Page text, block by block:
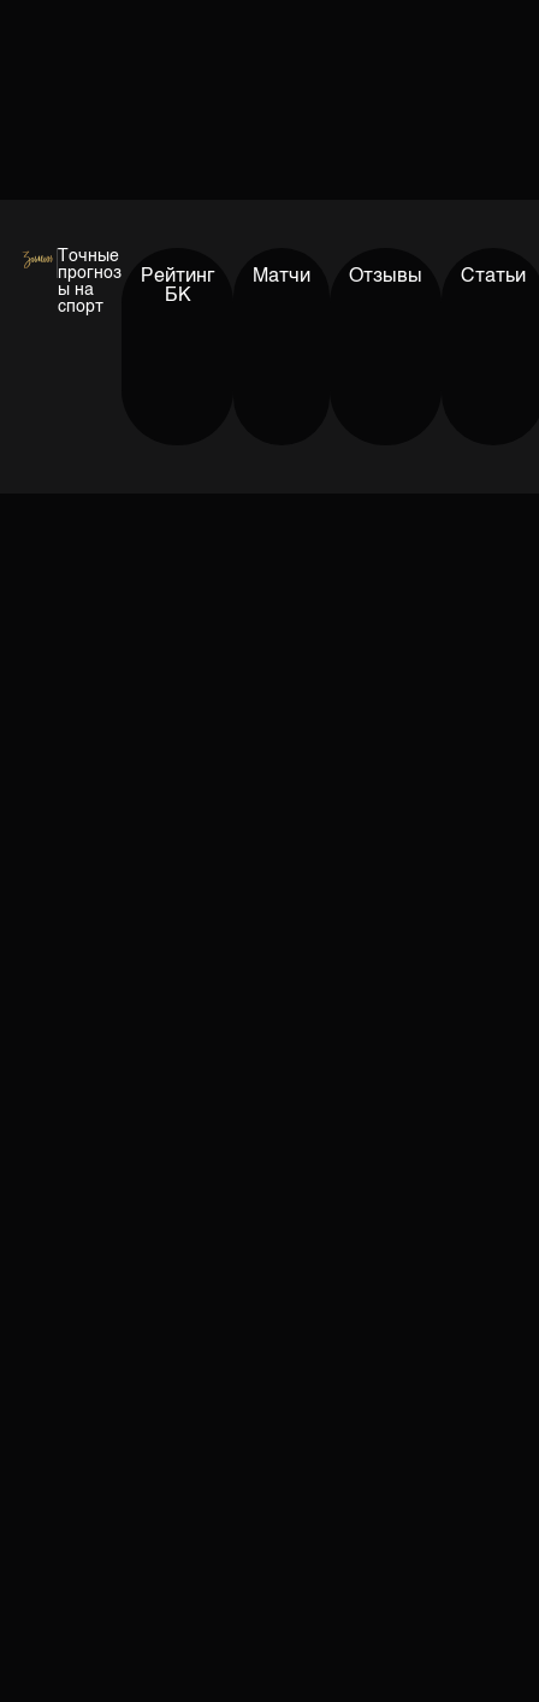
Точные
прогноз
ы на
спорт
Рейтинг
БК
Матчи Отзывы Статьи